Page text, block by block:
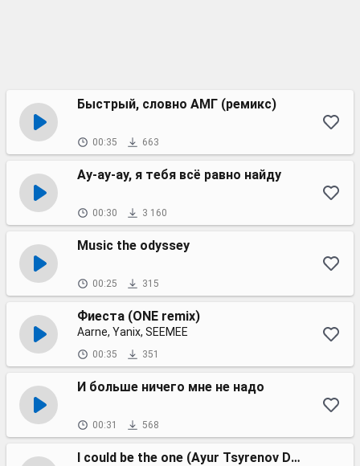
Быстрый, словно АМГ (ремикс)
00:35 663
Ау-ау-ау, я тебя всё равно найду
00:30 3 160
Music the odyssey
00:25 315
Фиеста (ONE remix)
Aarne, Yanix, SEEMEE
00:35 351
И больше ничего мне не надо
00:31 568
I could be the one (Ayur Tsyrenov DFM remix)